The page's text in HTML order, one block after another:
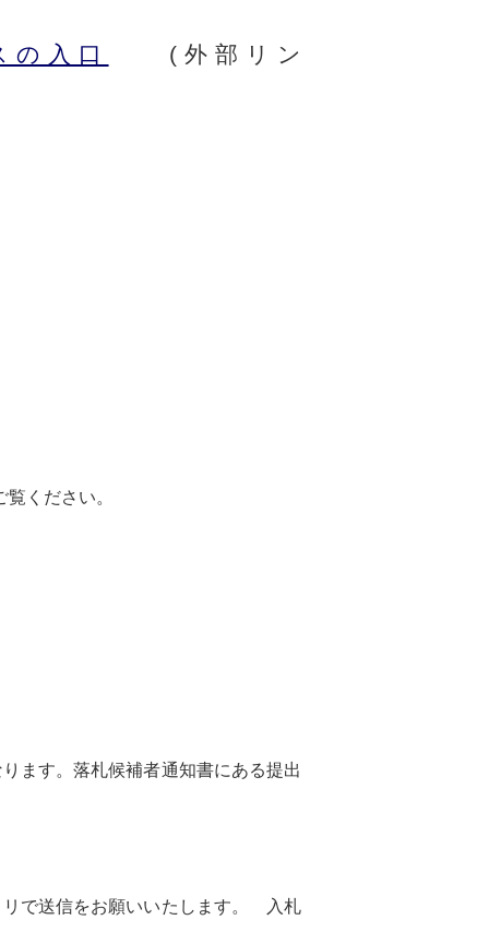
の入口
(外部リン
)
ください。
ます。落札候補者通知書にある提出
リで送信をお願いいたします。 入札